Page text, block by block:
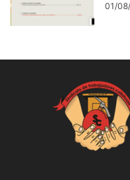
01/